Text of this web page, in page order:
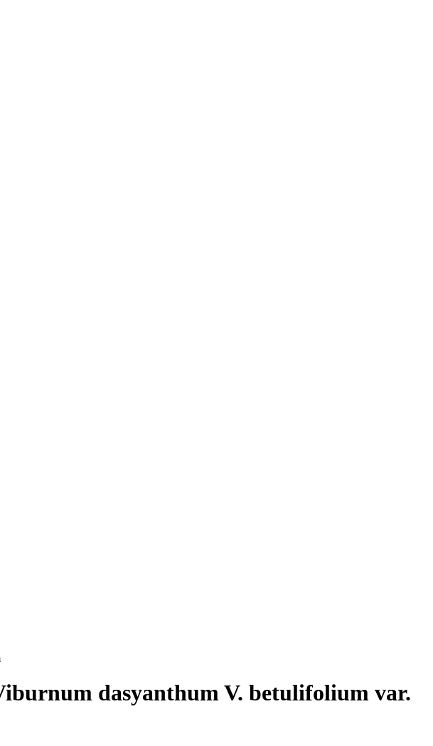
dasyanthum V. betulifolium var.